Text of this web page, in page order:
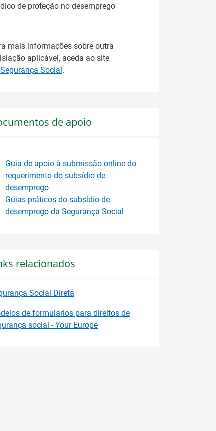
de proteção no desemprego
mais informações sobre outra
aplicável, aceda ao site
Segurança Social.
de apoio
Guia de apoio à submissão online do
requerimento do subsídio de
desemprego
Guias práticos do subsídio de
desemprego da Segurança Social
relacionados
Social Direta
de formulários para direitos de
social - Your Europe